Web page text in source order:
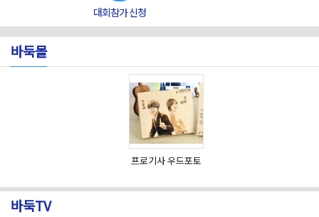
대회참가 신청
바둑몰
프로기사 우드포토
바둑TV